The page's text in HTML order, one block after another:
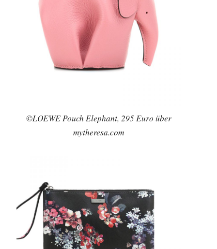
©LOEWE Pouch Elephant, 295 Euro über
mytheresa.com